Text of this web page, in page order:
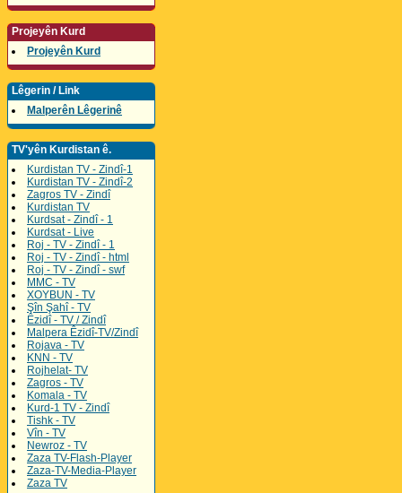
Projeyên Kurd
Projeyên Kurd
Lêgerin / Link
Malperên Lêgerinê
TV'yên Kurdistan ê.
Kurdistan TV - Zindî-1
Kurdistan TV - Zindî-2
Zagros TV - Zindî
Kurdistan TV
Kurdsat - Zindî - 1
Kurdsat - Live
Roj - TV - Zindî - 1
Roj - TV - Zindî - html
Roj - TV - Zindî - swf
MMC - TV
XOYBUN - TV
Şîn Şahî - TV
Êzidî - TV / Zindî
Malpera Êzidî-TV/Zindî
Rojava - TV
KNN - TV
Rojhelat- TV
Zagros - TV
Komala - TV
Kurd-1 TV - Zindî
Tishk - TV
Vîn - TV
Newroz - TV
Zaza TV-Flash-Player
Zaza-TV-Media-Player
Zaza TV